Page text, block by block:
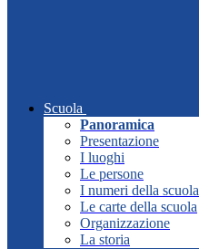
Scuola
Panoramica
Presentazione
I luoghi
Le persone
I numeri della scuola
Le carte della scuola
Organizzazione
La storia